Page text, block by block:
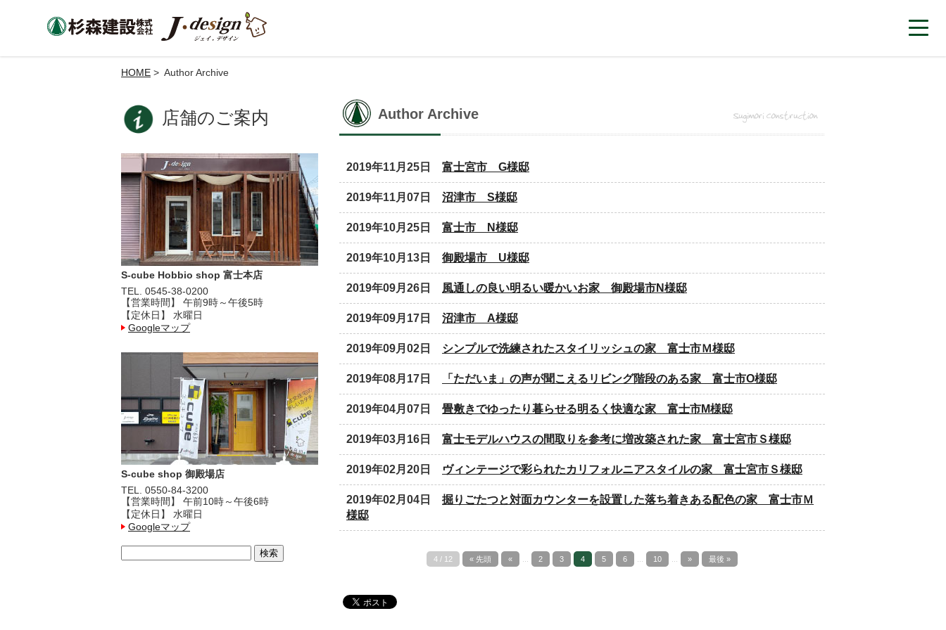
HOME > Author Archive
Author Archive
2019年11月25日 富士宮市 G様邸
2019年11月07日 沼津市 S様邸
2019年10月25日 富士市 N様邸
2019年10月13日 御殿場市 U様邸
2019年09月26日 風通しの良い明るい暖かいお家 御殿場市N様邸
2019年09月17日 沼津市 A様邸
2019年09月02日 シンプルで洗練されたスタイリッシュの家 富士市Ｍ様邸
2019年08月17日 「ただいま」の声が聞こえるリビング階段のある家 富士市O様邸
2019年04月07日 畳敷きでゆったり暮らせる明るく快適な家 富士市M様邸
2019年03月16日 富士モデルハウスの間取りを参考に増改築された家 富士宮市Ｓ様邸
2019年02月20日 ヴィンテージで彩られたカリフォルニアスタイルの家 富士宮市Ｓ様邸
2019年02月04日 掘りごたつと対面カウンターを設置した落ち着きある配色の家 富士市Ｍ
様邸
4 / 12 « 先頭 « 2 3 4 5 6 10 » 最後 »
店舗のご案内
S-cube Hobbio shop 富士本店
TEL. 0545-38-0200
【営業時間】 午前9時～午後5時
【定休日】 水曜日
Googleマップ
S-cube shop 御殿場店
TEL. 0550-84-3200
【営業時間】 午前10時～午後6時
【定休日】 水曜日
Googleマップ